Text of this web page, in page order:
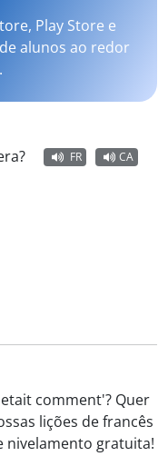
Play Store e
alunos ao redor
FR CA
comment'? Quer
lições de francês
nivelamento gratuita!